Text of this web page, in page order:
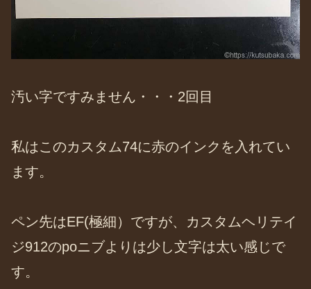
汚い字ですみません・・・2回目
私はこのカスタム74に赤のインクを入れてい
ます。
ペン先はEF(極細）ですが、カスタムヘリテイ
ジ912のpoニブよりは少し文字は太い感じで
す。